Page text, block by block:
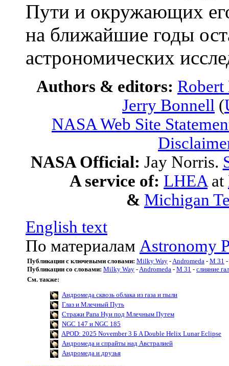
Пути и окружающих
на ближайшие годы
астрономических
Authors & editors:
Jerry Bonnell (
NASA Web Site
NASA Official: Jay Norris.
A service of: LHEA at
& Michigan
English text
По материалам Astronomy
Публикации с ключевыми словами: Milky Way -Andromeda - M 31 -
Публикации со словами: Milky Way -Andromeda - M 31 - слияние
См. также:
Андромеда сквозь облака из газа и пыли
Глаз и Млечный Путь
Стражи Рапа Нуи под Млечным Путем
NGC 147 и NGC 185
APOD: 2025 November 3 Б A Double Helix Lunar Eclipse
Андромеда и спрайты над Австралией
Андромеда и друзья